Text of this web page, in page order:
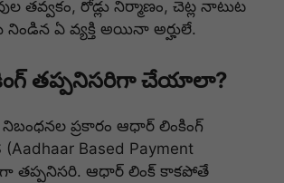
తవ్వకం, రోడ్లు నిర్మాణం, చెట్ల నాటుట
నిండిన ఏ వ్యక్తి అయినా అర్హులే.
తప్పనిసరిగా చేయాలా?
నిబంధనల ప్రకారం ఆధార్ లింకింగ్
Based Payment
తప్పనిసరి. ఆధార్ లింక్ కాకపోతే